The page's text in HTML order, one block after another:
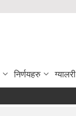
निर्णयहरु ग्यालरी